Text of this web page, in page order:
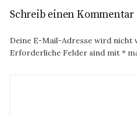
Schreib einen Kommentar
Deine E-Mail-Adresse wird nicht
Erforderliche Felder sind mit *